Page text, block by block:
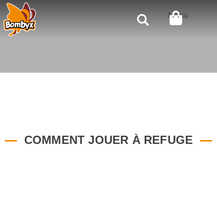
Menu
Rechercher
COMMENT JOUER À REFUGE